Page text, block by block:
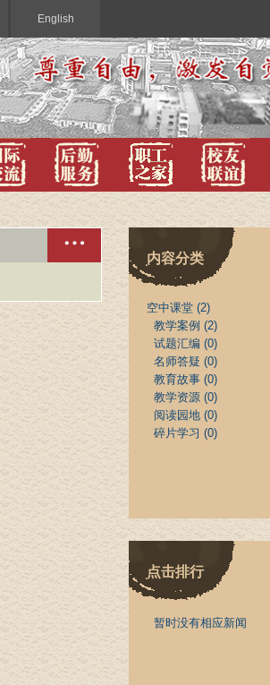
English
内容分类
空中课堂 (2)
教学案例 (2)
试题汇编 (0)
名师答疑 (0)
教育故事 (0)
教学资源 (0)
阅读园地 (0)
碎片学习 (0)
点击排行
暂时没有相应新闻